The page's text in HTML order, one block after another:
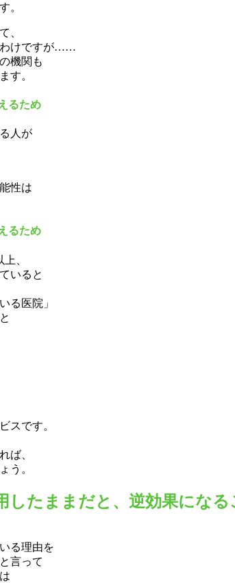
。
、
わけですが……
機関も
す。
るため
人が
性は
るため
、
いると
る医院」
スです。
ば、
う。
したままだと、逆効果にな
る理由を
言って